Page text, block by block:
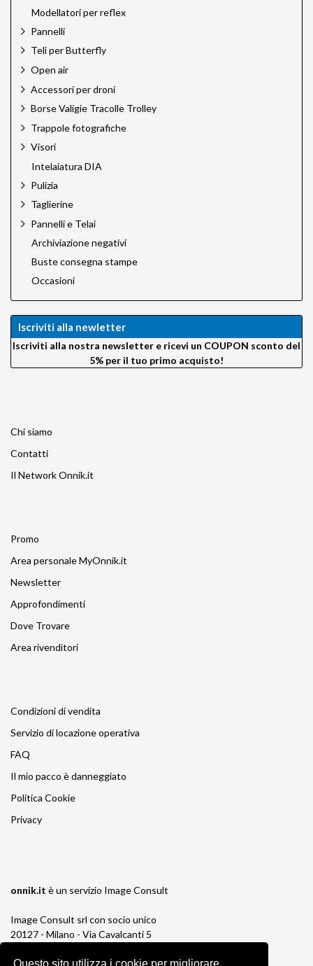
Questo sito utilizza i cookie per migliorare
Meking
Multiblitz
Novoflex
Novoflex Pro
Quantum
Rodenstock
Rodenstock Filtri
Savage
Silvestri
Sun Bounce
Talos by Silvestri
Techart PRO
Tether Tools
Trigger Smart
Velbon
VisibleDust
VSGO
Wellmaking
X-Rite
Modellatori per reflex
Pannelli
Teli per Butterfly
Open air
Accessori per droni
Borse Valigie Tracolle Trolley
Trappole fotografiche
Visori
Intelaiatura DIA
Pulizia
Taglierine
Pannelli e Telai
Archiviazione negativi
Buste consegna stampe
Occasioni
Iscriviti alla newletter
Iscriviti alla nostra newsletter e ricevi un COUPON sconto del
5% per il tuo primo acquisto!
Chi siamo
Contatti
Il Network Onnik.it
Promo
Area personale MyOnnik.it
Newsletter
Approfondimenti
Dove Trovare
Area rivenditori
Condizioni di vendita
Servizio di locazione operativa
FAQ
Il mio pacco è danneggiato
Politica Cookie
Privacy
onnik.it è un servizio Image Consult
Image Consult srl con socio unico
20127 - Milano - Via Cavalcanti 5